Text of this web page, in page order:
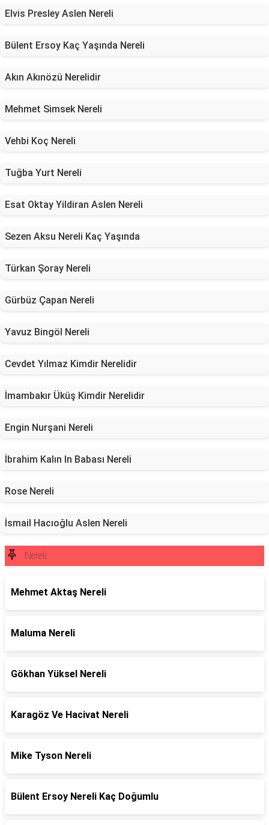
Elvis Presley Aslen Nereli
Bülent Ersoy Kaç Yaşında Nereli
Akın Akınözü Nerelidir
Mehmet Simsek Nereli
Vehbi Koç Nereli
Tuğba Yurt Nereli
Esat Oktay Yildiran Aslen Nereli
Sezen Aksu Nereli Kaç Yaşında
Türkan Şoray Nereli
Gürbüz Çapan Nereli
Yavuz Bingöl Nereli
Cevdet Yılmaz Kimdir Nerelidir
İmambakır Üküş Kimdir Nerelidir
Engin Nurşani Nereli
İbrahim Kalın In Babası Nereli
Rose Nereli
İsmail Hacıoğlu Aslen Nereli
Nereli
Mehmet Aktaş Nereli
Maluma Nereli
Gökhan Yüksel Nereli
Karagöz Ve Hacivat Nereli
Mike Tyson Nereli
Bülent Ersoy Nereli Kaç Doğumlu